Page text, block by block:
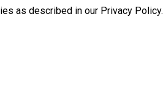
as described in our Privacy Policy.